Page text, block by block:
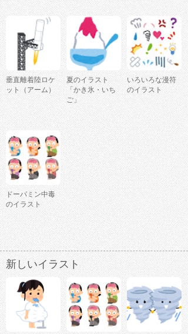
垂直離着陸ロケ
ット（アーム）
夏のイラスト
「かき氷・いち
ご」
いろいろな漫符
のイラスト
ドーパミン中毒
のイラスト
新しいイラスト